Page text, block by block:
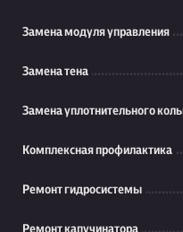
Замена модуля управления
Замена тена
Замена уплотнительного
Комплексная профилактика
Ремонт гидросистемы
Ремонт капучинатора